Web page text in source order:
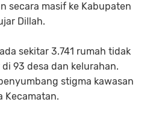
secara masif ke Kabupaten
Dillah.
sekitar 3.741 rumah tidak
93 desa dan kelurahan.
stigma kawasan
Kecamatan.